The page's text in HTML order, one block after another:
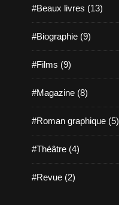
#Beaux livres (13)
#Biographie (9)
#Films (9)
#Magazine (8)
#Roman graphique (5)
#Théâtre (4)
#Revue (2)